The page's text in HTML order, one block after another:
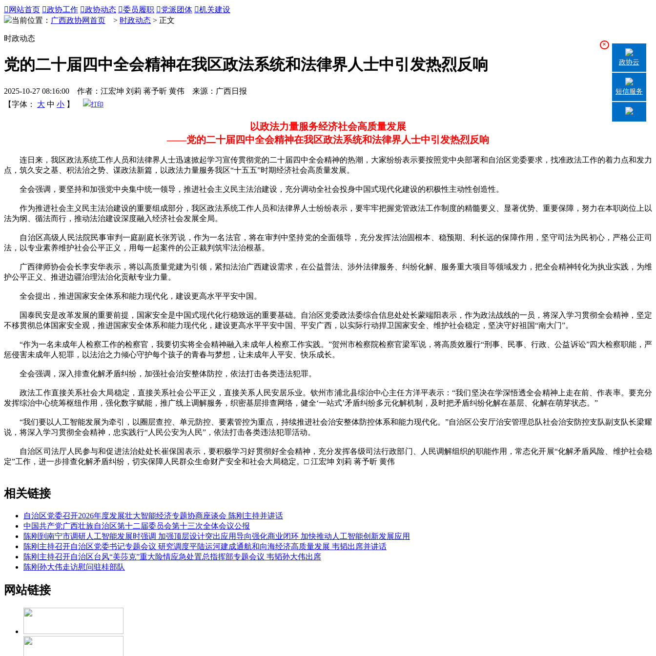
 网站首页 政协工作 政协动态 委员履职 党派团体 机关建设
当前位置： 广西政协网首页 > 时政动态 > 正文
时政动态
党的二十届四中全会精神在我区政法系统和法律界人士中引发热烈反响
2025-10-27 08:16:00 作者：江宏坤 刘莉 蒋予昕 黄伟 来源：广西日报
【字体：
大 中 小 】 打印
以政法力量服务经济社会高质量发展
——党的二十届四中全会精神在我区政法系统和法律界人士中引发热烈反响
连日来，我区政法系统工作人员和法律界人士迅速掀起学习宣传贯彻党的二十届四中全会精神的热潮，大家纷纷表示要按照党中央部署和自治区党委要求，找准政法工作的着力点和发力
点，筑久安之基、积法治之势、谋政法新篇，以政法力量服务我区“十五五”时期经济社会高质量发展。
全会强调，要坚持和加强党中央集中统一领导，推进社会主义民主法治建设，充分调动全社会投身中国式现代化建设的积极性主动性创造性。
作为推进社会主义民主法治建设的重要组成部分，我区政法系统工作人员和法律界人士纷纷表示，要牢牢把握党管政法工作制度的精髓要义、显著优势、重要保障，努力在本职岗位上以
法为纲、循法而行，推动法治建设深度融入经济社会发展全局。
自治区高级人民法院民事审判一庭副庭长张芳说，作为一名法官，将在审判中坚持党的全面领导，充分发挥法治固根本、稳预期、利长远的保障作用，坚守司法为民初心，严格公正司
法，以专业素养维护社会公平正义，用每一起案件的公正裁判筑牢法治根基。
广西律师协会会长李安华表示，将以高质量党建为引领，紧扣法治广西建设需求，在公益普法、涉外法律服务、纠纷化解、服务重大项目等领域发力，把全会精神转化为执业实践，为维
护公平正义、推进边疆治理法治化贡献专业力量。
全会提出，推进国家安全体系和能力现代化，建设更高水平平安中国。
国泰民安是改革发展的重要前提，国家安全是中国式现代化行稳致远的重要基础。自治区党委政法委综合信息处处长蒙端阳表示，作为政法战线的一员，将深入学习贯彻全会精神，坚定
不移贯彻总体国家安全观，推进国家安全体系和能力现代化，建设更高水平平安中国、平安广西，以实际行动捍卫国家安全、维护社会稳定，坚决守好祖国“南大门”。
“作为一名未成年人检察工作的检察官，我要切实将全会精神融入未成年人检察工作实践。”贺州市检察院检察官梁军说，将高质效履行“刑事、民事、行政、公益诉讼”四大检察职能，严
惩侵害未成年人犯罪，以法治之力倾心守护每个孩子的青春与梦想，让未成年人平安、快乐成长。
全会强调，深入排查化解矛盾纠纷，加强社会治安整体防控，依法打击各类违法犯罪。
政法工作直接关系社会大局稳定，直接关系社会公平正义，直接关系人民安居乐业。钦州市浦北县综治中心主任方洋平表示：“我们坚决在学深悟透全会精神上走在前、作表率。要充分
发挥综治中心统筹枢纽作用，强化数字赋能，推广线上调解服务，织密基层排查网络，健全‘一站式’矛盾纠纷多元化解机制，及时把矛盾纠纷化解在基层、化解在萌芽状态。”
“我们要以人工智能发展为牵引，以圈层查控、单元防控、要素管控为重点，持续推进社会治安整体防控体系和能力现代化。”自治区公安厅治安管理总队社会治安防控支队副支队长梁耀
说，将深入学习贯彻全会精神，忠实践行“人民公安为人民”，依法打击各类违法犯罪活动。
自治区司法厅人民参与和促进法治处处长崔保国表示，要积极学习好贯彻好全会精神，充分发挥各级司法行政部门、人民调解组织的职能作用，常态化开展“化解矛盾风险、维护社会稳
定”工作，进一步排查化解矛盾纠纷，切实保障人民群众生命财产安全和社会大局稳定。□ 江宏坤 刘莉 蒋予昕 黄伟
相关链接
自治区党委召开2026年度发展壮大智能经济专题协商座谈会 陈刚主持并讲话
中国共产党广西壮族自治区第十二届委员会第十三次全体会议公报
陈刚到南宁市调研人工智能发展时强调 加强顶层设计突出应用导向强化商业闭环 加快推动人工智能创新发展应用
陈刚主持召开自治区党委书记专题会议 研究调度平陆运河建成通航和向海经济高质量发展 韦韬出席并讲话
陈刚主持召开自治区台风“美莎克”重大险情应急处置总指挥部专题会议 韦韬孙大伟出席
陈刚孙大伟走访慰问驻桂部队
网站链接
×
政协云
短信服务